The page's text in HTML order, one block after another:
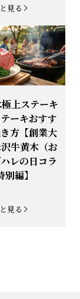
割開始！
変更のお知らせ
開催中
催中
中！
中！
見る
上ステーキ
ーキおすす
方【創業大
牛黄木（お
レの日コラ
別編】
見る